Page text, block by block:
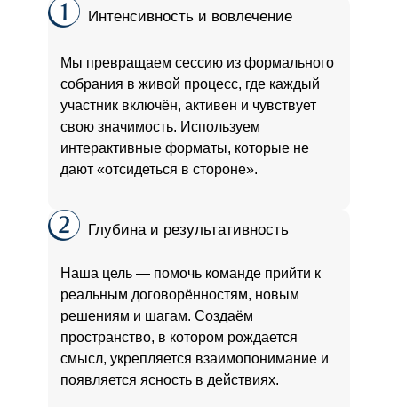
Мы превращаем сессию из формального
собрания в живой процесс, где каждый
участник включён, активен и чувствует
свою значимость. Используем
интерактивные форматы, которые не
дают «отсидеться в стороне».
Интенсивность и вовлечение
Наша цель — помочь команде прийти к
реальным договорённостям, новым
решениям и шагам. Создаём
пространство, в котором рождается
смысл, укрепляется взаимопонимание и
появляется ясность в действиях.
Глубина и результативность